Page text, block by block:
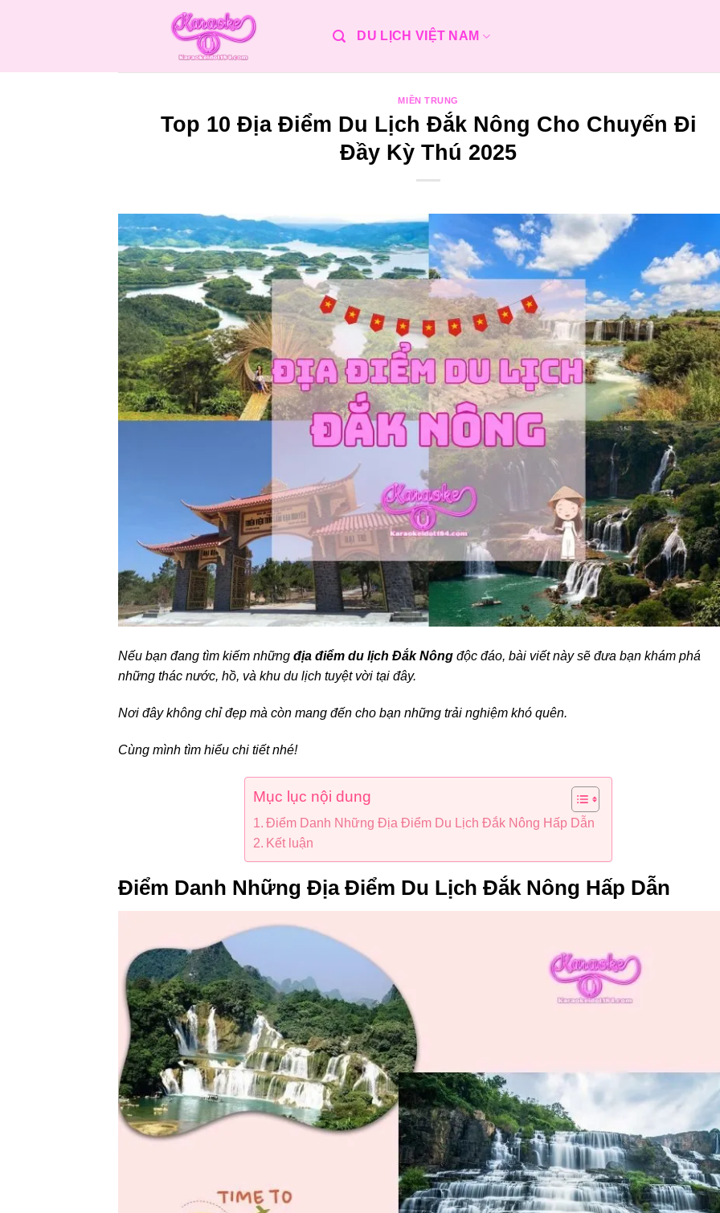
dung
DU LỊCH VIỆT NAM
MIỀN TRUNG
Top 10 Địa Điểm Du Lịch Đắk Nông Cho Chuyến Đi
Đầy Kỳ Thú 2025
Nếu bạn đang tìm kiếm những địa điểm du lịch Đắk Nông độc đáo, bài viết này sẽ đưa bạn khám phá
những thác nước, hồ, và khu du lịch tuyệt vời tại đây.
Nơi đây không chỉ đẹp mà còn mang đến cho bạn những trải nghiệm khó quên.
Cùng mình tìm hiểu chi tiết nhé!
Mục lục nội dung
Điểm Danh Những Địa Điểm Du Lịch Đắk Nông Hấp Dẫn
Kết luận
Điểm Danh Những Địa Điểm Du Lịch Đắk Nông Hấp Dẫn